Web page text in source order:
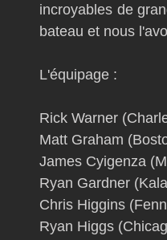
incroyables de
bateau et nous
L'équipage :
Rick Warner
Matt Graham
James Cyigenza
Ryan Gardner
Chris Higgins
Ryan Higgs